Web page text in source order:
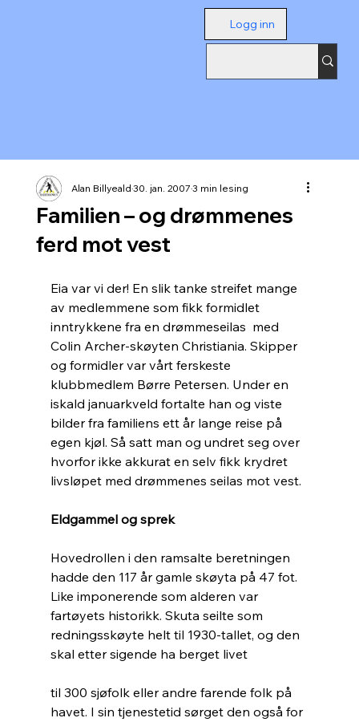
Logg inn
Familien – og drømmenes
ferd mot vest
Alan Billyeald30. jan. 20073 min lesing
Eia var vi der! En slik tanke streifet mange
av medlemmene som fikk formidlet
inntrykkene fra en drømmeseilas  med
Colin Archer-skøyten Christiania. Skipper
og formidler var vårt ferskeste
klubbmedlem Børre Petersen. Under en
iskald januarkveld fortalte han og viste
bilder fra familiens ett år lange reise på
egen kjøl. Så satt man og undret seg over
hvorfor ikke akkurat en selv fikk krydret
livsløpet med drømmenes seilas mot vest.
Eldgammel og sprek
Hovedrollen i den ramsalte beretningen
hadde den 117 år gamle skøyta på 47 fot.
Like imponerende som alderen var
fartøyets historikk. Skuta seilte som
redningsskøyte helt til 1930-tallet, og den
skal etter sigende ha berget livet
til 300 sjøfolk eller andre farende folk på
havet. I sin tjenestetid sørget den også for